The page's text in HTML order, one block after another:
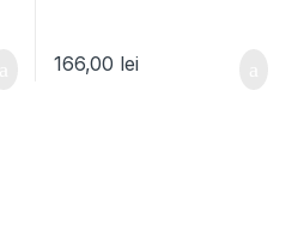
166,00 lei